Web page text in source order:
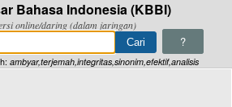
Bahasa Indonesia (KBBI)
online/daring (dalam jaringan)
?
ambyar,terjemah,integritas,sinonim,efektif,analisis